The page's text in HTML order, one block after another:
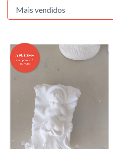
5% OFF
comprando 3
ou mais